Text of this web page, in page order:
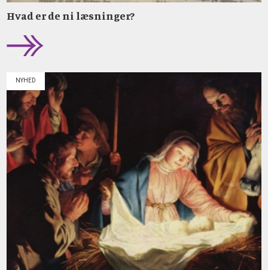
Hvad er de ni læsninger?
NYHED